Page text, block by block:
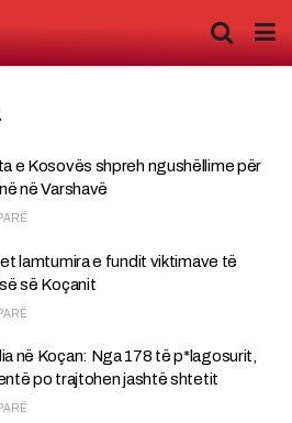
e Kosovës shpreh ngushëllime për
në Varshavë
lamtumira e fundit viktimave të
së Koçanit
në Koçan: Nga 178 të p*lagosurit,
po trajtohen jashtë shtetit